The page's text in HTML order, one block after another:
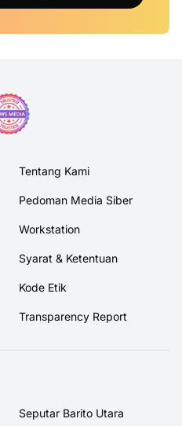
Tentang Kami
Pedoman Media Siber
Workstation
Syarat & Ketentuan
Kode Etik
Transparency Report
Seputar Barito Utara